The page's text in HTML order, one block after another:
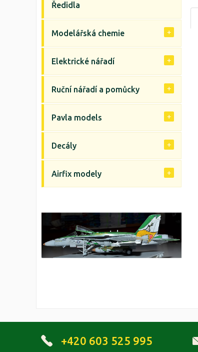
Ředidla
Modelářská chemie
Elektrické nářadí
Ruční nářadí a pomůcky
Pavla models
Decály
Airfix modely
+420 603 525 995